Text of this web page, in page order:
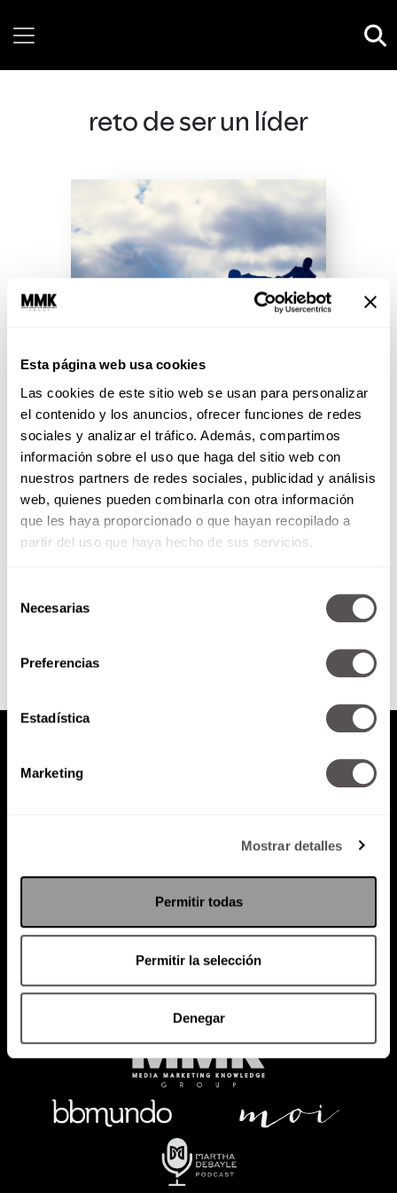
Esta página web usa cookies
Las cookies de este sitio web se usan para personalizar
el contenido y los anuncios, ofrecer funciones de redes
sociales y analizar el tráfico. Además, compartimos
información sobre el uso que haga del sitio web con
nuestros partners de redes sociales, publicidad y análisis
web, quienes pueden combinarla con otra información
que les haya proporcionado o que hayan recopilado a
partir del uso que haya hecho de sus servicios.
Necesarias
Preferencias
Estadística
Marketing
Mostrar detalles
Permitir todas
Permitir la selección
Denegar
reto de ser un líder
Cracks del desempeño: El reto
de ser un líder
Vino Julieta Manzano a hablarnos
sobre el reto de ser un líder y
cómo se deben de afrontar los
problemas...
Política de Privacidad
PODCAST RADIO MARTHA EVENTOS
SACA TU ID